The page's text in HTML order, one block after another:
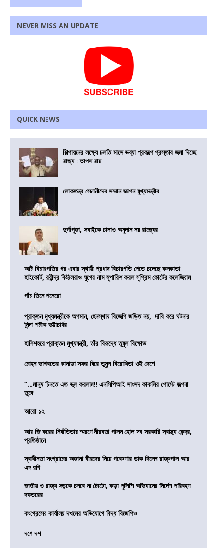
NEVER MISS AN UPDATE
QUICK NEWS
শিল্পায়নের লক্ষ্যে চলতি মাসে ভব্যা প্রকল্পে প্রস্তাব জমা দিচ্ছে
রাজ্য : তাপস রায়
লোকতন্ত্র সেনানীদের সম্মান জ্ঞাপন মুখ্যমন্ত্রীর
দুর্গাপূজা, সবাইকে ঢালাও অনুদান নয় রাজ্যের
আট বিচারপতির পর এবার স্থায়ী প্রধান বিচারপতি পেতে চলেছে কলকাতা
হাইকোর্ট, রবীন্দ্র বিঠ্ঠলরাও ঘুগের নাম সুপারিশ করল সুপ্রিম কোর্টের কলেজিয়াম
পাঁচ তিনে পনেরো
প্রাক্তন মুখ্যমন্ত্রীকে অপমান, হেনস্থায় বিজেপি জড়িত নয়, দাবি করে ঘটনার
নিন্দা শমীক ভট্টাচার্যর
হালিশহরে প্রাক্তন মুখ্যমন্ত্রী, তাঁর বিরুদ্ধে তুমুল বিক্ষোভ
মোহন ভাগবতের কানাডা সফর ঘিরে তুমুল বিরোধিতা ওই দেশে
“…মানুষ চিনতে এত ভুল করলাম!! এনসিপিআই সাংসদ কাকলির পোস্টে জল্পনা
তুঙ্গে
আরো ১২
আর জি করের নির্যাতিতার স্মরণে নীরবতা পালন হোল সব সরকারি স্বাস্থ্য কেন্দ্র,
প্রতিষ্ঠানে
স্বাধীনতা সংগ্রামের অজানা বীরদের নিয়ে গবেষণার ডাক দিলেন রাজ্যপাল আর
এন রবি
জাতীয় ও রাজ্য সড়কে চলবে না টোটো, কড়া পুলিশি অভিযানের নির্দেশ পরিবহণ
দফতরের
কংগ্রেসের কার্যালয় দখলের অভিযোগে বিদ্ধ বিজেপিও
দশে দশ